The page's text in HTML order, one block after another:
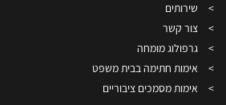
שירותים
צור קשר
גרפולוג מומחה
אימות חתימה בבית משפט
אימות מסמכים ציבוריים